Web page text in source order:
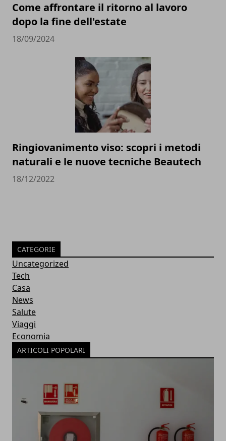
Come affrontare il ritorno al lavoro
dopo la fine dell'estate
18/09/2024
Ringiovanimento viso: scopri i metodi
naturali e le nuove tecniche Beautech
18/12/2022
CATEGORIE
Uncategorized
Tech
Casa
News
Salute
Viaggi
Economia
ARTICOLI POPOLARI